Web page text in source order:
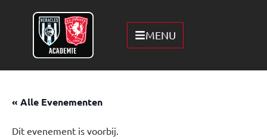
MENU
« Alle Evenementen
Dit evenement is voorbij.